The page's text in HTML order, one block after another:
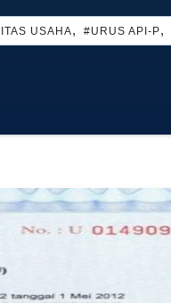
USAHA, #URUS API-P,